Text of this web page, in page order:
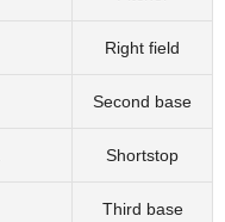
Right field
Second base
Shortstop
Third base